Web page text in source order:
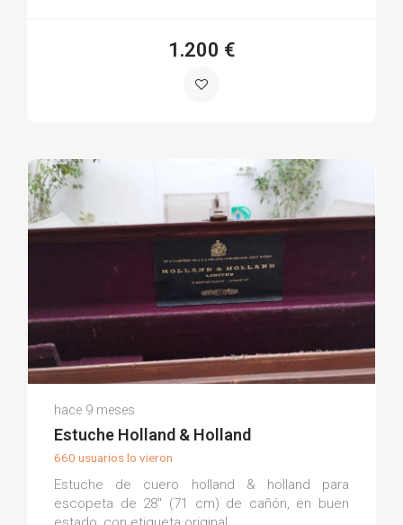
1.200 €
(0)
hace 9 meses
Estuche Holland & Holland
660 usuarios lo vieron
Estuche de cuero holland & holland para
escopeta de 28" (71 cm) de cañón, en buen